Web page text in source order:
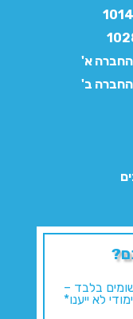
א'
ב'
בלבד –
לא ייענו*